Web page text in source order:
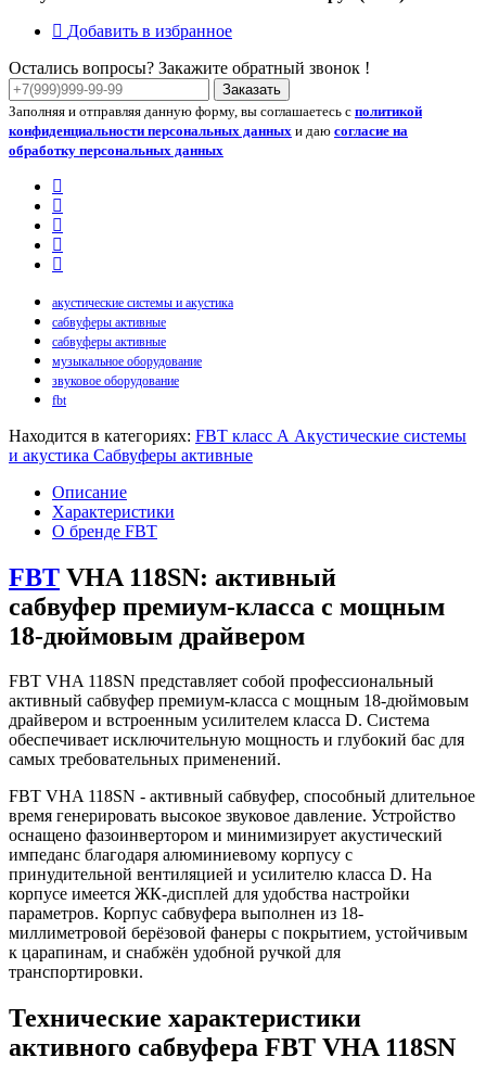
Добавить в избранное
Остались вопросы? Закажите обратный звонок !
Заказать
Заполняя и отправляя данную форму, вы соглашаетесь с политикой
конфиденциальности персональных данных и даю согласие на
обработку персональных данных
акустические системы и акустика
сабвуферы активные
сабвуферы активные
музыкальное оборудование
звуковое оборудование
fbt
Находится в категориях: FBT класс А Акустические системы
и акустика Сабвуферы активные
Описание
Характеристики
О бренде FBT
FBT VHA 118SN: активный
сабвуфер премиум-класса с мощным
18-дюймовым драйвером
FBT VHA 118SN представляет собой профессиональный
активный сабвуфер премиум-класса с мощным 18-дюймовым
драйвером и встроенным усилителем класса D. Система
обеспечивает исключительную мощность и глубокий бас для
самых требовательных применений.
FBT VHA 118SN - активный сабвуфер, способный длительное
время генерировать высокое звуковое давление. Устройство
оснащено фазоинвертором и минимизирует акустический
импеданс благодаря алюминиевому корпусу с
принудительной вентиляцией и усилителю класса D. На
корпусе имеется ЖК-дисплей для удобства настройки
параметров. Корпус сабвуфера выполнен из 18-
миллиметровой берёзовой фанеры с покрытием, устойчивым
к царапинам, и снабжён удобной ручкой для
транспортировки.
Технические характеристики
активного сабвуфера FBT VHA 118SN